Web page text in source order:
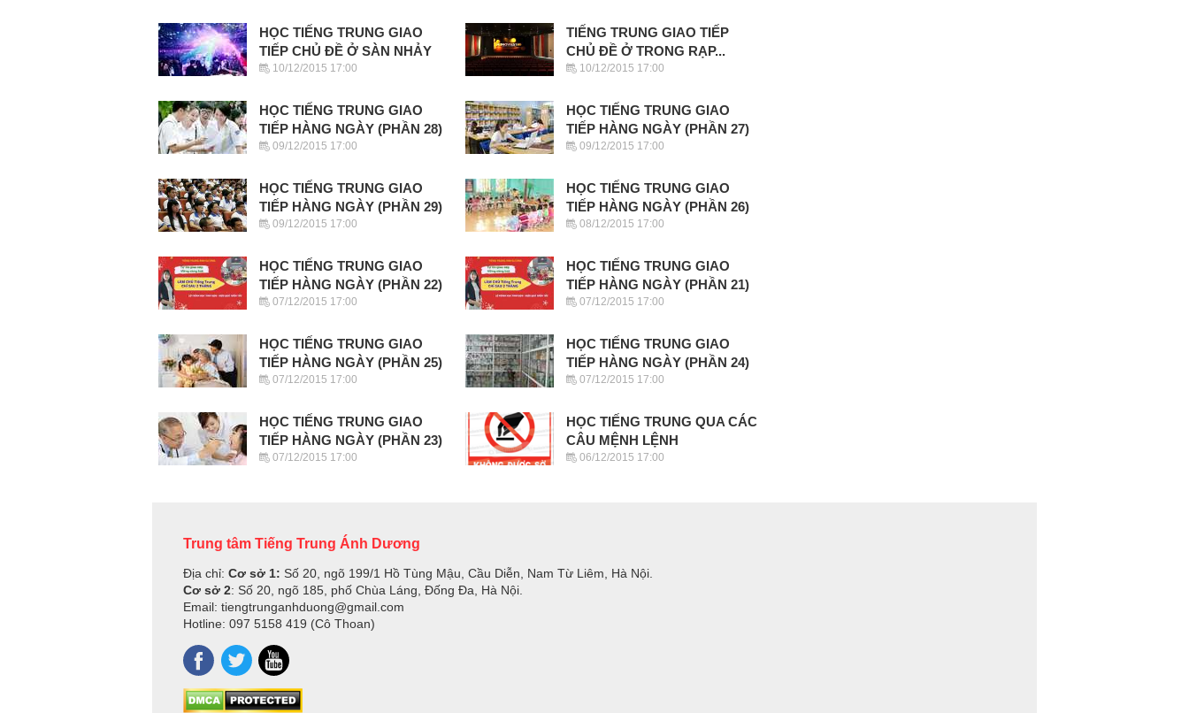
HỌC TIẾNG TRUNG GIAO
TIẾP CHỦ ĐỀ Ở SÀN NHẢY
10/12/2015 17:00
TIẾNG TRUNG GIAO TIẾP
CHỦ ĐỀ Ở TRONG RẠP...
10/12/2015 17:00
HỌC TIẾNG TRUNG GIAO
TIẾP HÀNG NGÀY (PHẦN 28)
09/12/2015 17:00
HỌC TIẾNG TRUNG GIAO
TIẾP HÀNG NGÀY (PHẦN 27)
09/12/2015 17:00
HỌC TIẾNG TRUNG GIAO
TIẾP HÀNG NGÀY (PHẦN 29)
09/12/2015 17:00
HỌC TIẾNG TRUNG GIAO
TIẾP HÀNG NGÀY (PHẦN 26)
08/12/2015 17:00
HỌC TIẾNG TRUNG GIAO
TIẾP HÀNG NGÀY (PHẦN 22)
07/12/2015 17:00
HỌC TIẾNG TRUNG GIAO
TIẾP HÀNG NGÀY (PHẦN 21)
07/12/2015 17:00
HỌC TIẾNG TRUNG GIAO
TIẾP HÀNG NGÀY (PHẦN 25)
07/12/2015 17:00
HỌC TIẾNG TRUNG GIAO
TIẾP HÀNG NGÀY (PHẦN 24)
07/12/2015 17:00
HỌC TIẾNG TRUNG GIAO
TIẾP HÀNG NGÀY (PHẦN 23)
07/12/2015 17:00
HỌC TIẾNG TRUNG QUA CÁC
CÂU MỆNH LỆNH
06/12/2015 17:00
Trung tâm Tiếng Trung Ánh Dương
Địa chỉ: Cơ sở 1: Số 20, ngõ 199/1 Hồ Tùng Mậu, Cầu Diễn, Nam Từ Liêm, Hà Nội.
Cơ sở 2: Số 20, ngõ 185, phố Chùa Láng, Đống Đa, Hà Nội.
Email: tiengtrunganhduong@gmail.com
Hotline: 097 5158 419 (Cô Thoan)